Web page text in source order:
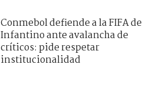
Conmebol defiende a la FIFA de
Infantino ante avalancha de
críticos: pide respetar
institucionalidad